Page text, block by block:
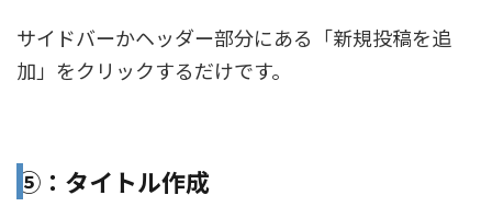
サイドバーかヘッダー部分にある「新規投稿を追
加」をクリックするだけです。
⑤：タイトル作成